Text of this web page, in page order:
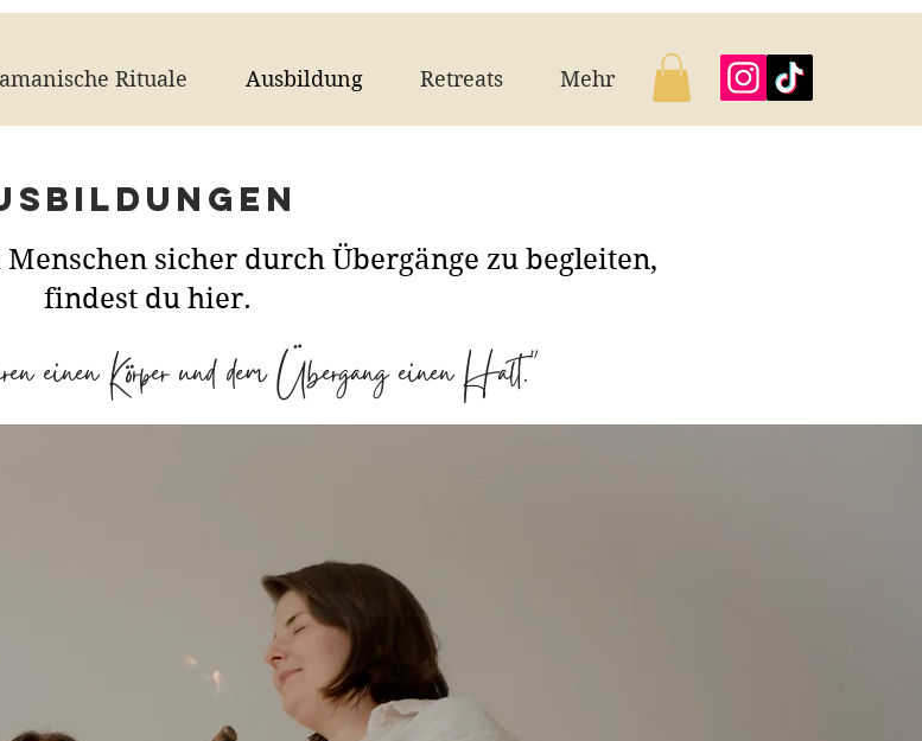
Rituale Ausbildung Retreats Mehr
sicher durch Übergänge zu begleiten,
findest du hier.
einen Körper und dem Übergang einen Halt."